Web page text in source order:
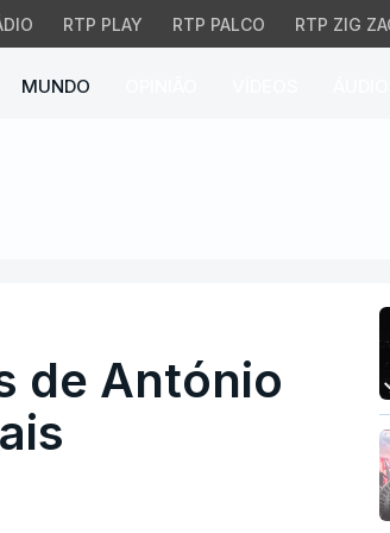
RTP PLAY RTP PALCO RTP ZIG
MUNDO
António
de António